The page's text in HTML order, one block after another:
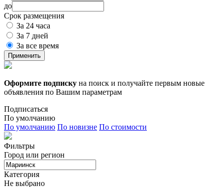
до
Срок размещения
За 24 часа
За 7 дней
За все время
Применить
Оформите подписку на поиск и получайте первым новые
объявления по Вашим параметрам
Подписаться
По умолчанию
По умолчанию По новизне По стоимости
Фильтры
Город или регион
Категория
Не выбрано